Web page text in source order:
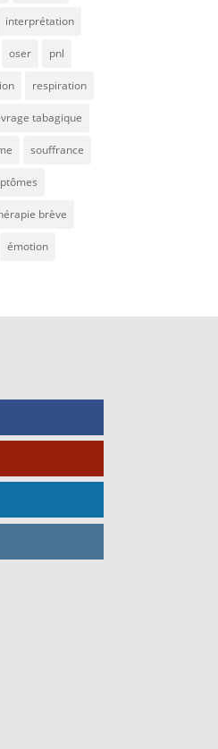
interprétation
oser pnl
respiration
tabagique
souffrance
brève
émotion